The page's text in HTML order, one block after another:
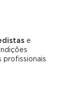
e
profissionais